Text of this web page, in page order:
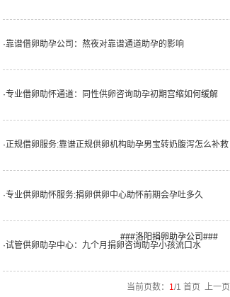
·靠谱借卵助孕公司：熬夜对靠谱通道助孕的影响
·专业借卵助怀通道：同性供卵咨询助孕初期宫缩如何缓解
·正规借卵服务:靠谱正规供卵机构助孕男宝转奶腹泻怎么补救
·专业供卵助怀服务:捐卵供卵中心助怀前期会孕吐多久
·试管供卵助孕中心：九个月捐卵咨询助孕小孩流口水
当前页数： 1/1 首页 上一页
###洛阳捐卵助孕公司###